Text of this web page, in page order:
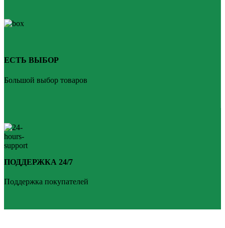
ЕСТЬ ВЫБОР
Большой выбор товаров
ПОДДЕРЖКА 24/7
Поддержка покупателей